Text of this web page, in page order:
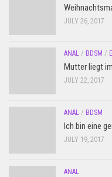
JULY 26, 2017
ANAL / BDSM /
Mutter liegt
JULY 22, 2017
ANAL / BDSM
Ich bin eine
JULY 19, 2017
ANAL